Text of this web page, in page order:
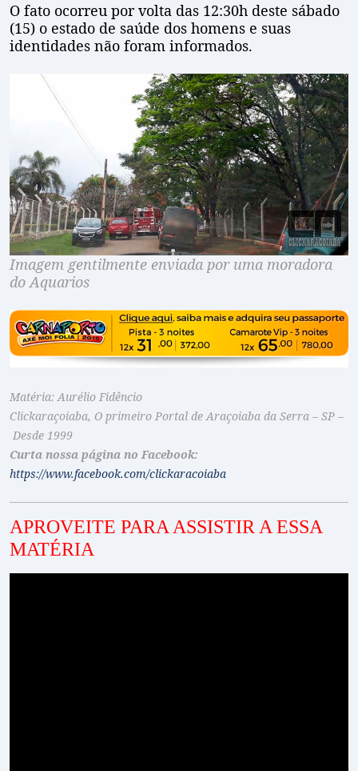
O fato ocorreu por volta das 12:30h deste sábado
(15) o estado de saúde dos homens e suas
identidades não foram informados.
Imagem gentilmente enviada por uma moradora
do Aquarios
Matéria: Aurélio Fidêncio
Clickaraçoiaba, O primeiro Portal de Araçoiaba da Serra – SP –
Desde 1999
Curta nossa página no Facebook:
https://www.facebook.com/clickaracoiaba
APROVEITE PARA ASSISTIR A ESSA
MATÉRIA